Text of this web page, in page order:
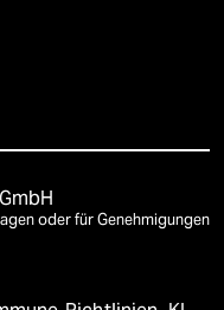
oder für Genehmigungen